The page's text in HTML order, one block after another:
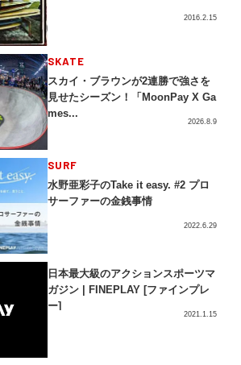
2016.2.15
SKATE
スカイ・ブラウンが2連勝で強さを
見せたシーズン！「MoonPay X Ga
mes...
2026.8.9
SURF
水野亜彩子のTake it easy. #2 プロ
サーファーの金銭事情
2022.6.29
日本最大級のアクションスポーツマ
ガジン | FINEPLAY [ファインプレ
ー]
2021.1.15